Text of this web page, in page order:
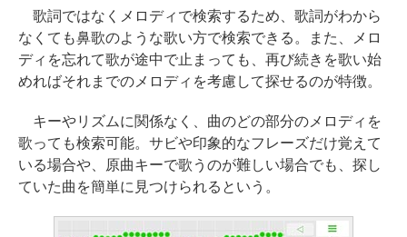
歌詞ではなくメロディで検索するため、歌詞がわから
なくても鼻歌のような歌い方で検索できる。また、メロ
ディを忘れて歌が途中で止まっても、再び続きを歌い始
めればそれまでのメロディを考慮して探せるのが特徴。
キーやリズムに関係なく、曲のどの部分のメロディを
歌っても検索可能。サビや印象的なフレーズだけ覚えて
いる場合や、原曲キーで歌うのが難しい場合でも、探し
ていた曲を簡単に見つけられるという。